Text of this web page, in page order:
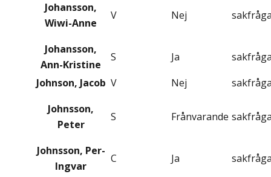
Johansson,
Wiwi-Anne
V Nej
Johansson,
Ann-Kristine
S Ja
Johnson, Jacob V Nej
Johnsson,
Peter
S Frånvarande
Johnsson, Per-
Ingvar
C Ja